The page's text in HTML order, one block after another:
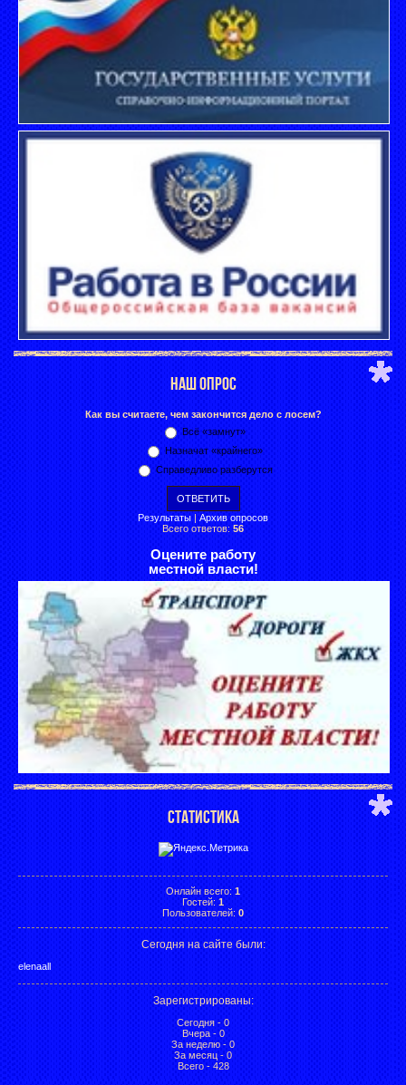
НАШ ОПРОС
Как вы считаете, чем закончится дело с лосем?
Всё «замнут»
Назначат «крайнего»
Справедливо разберутся
Результаты | Архив опросов
Всего ответов: 56
Оцените работу
местной власти!
СТАТИСТИКА
Онлайн всего: 1
Гостей: 1
Пользователей: 0
Сегодня на сайте были:
elenaall
Зарегистрированы:
Сегодня - 0
Вчера - 0
За неделю - 0
За месяц - 0
Всего - 428